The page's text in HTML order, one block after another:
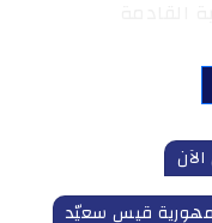
قيس سعيّد